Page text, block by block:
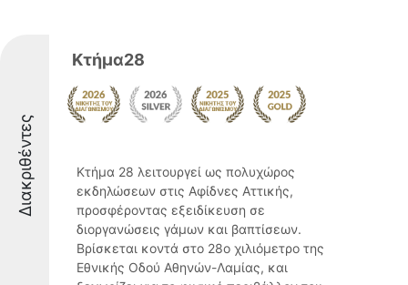
Διακριθέντες
Κτήμα28
Κτήμα 28 λειτουργεί ως πολυχώρος
εκδηλώσεων στις Αφίδνες Αττικής,
προσφέροντας εξειδίκευση σε
διοργανώσεις γάμων και βαπτίσεων.
Βρίσκεται κοντά στο 28ο χιλιόμετρο της
Εθνικής Οδού Αθηνών-Λαμίας, και